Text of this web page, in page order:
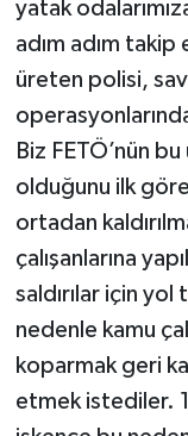
yatak
adım adım
üreten polisi,
Biz FETÖ’nün
olduğunu ilk
ortadan
çalışanlarına
saldırılar için
nedenle kamu
koparmak geri
etmek istediler.